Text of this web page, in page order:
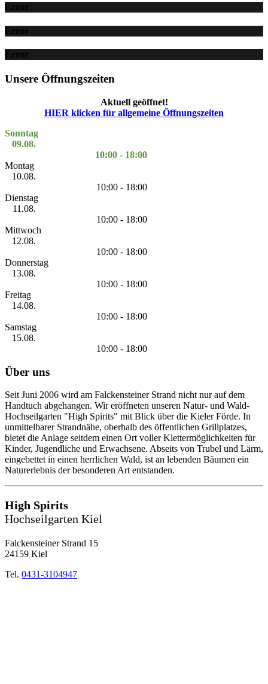
Error
Error
Error
Unsere Öffnungszeiten
Aktuell geöffnet!
HIER klicken für allgemeine Öffnungszeiten
Sonntag
09.08.
10:00 - 18:00
Montag
10.08.
10:00 - 18:00
Dienstag
11.08.
10:00 - 18:00
Mittwoch
12.08.
10:00 - 18:00
Donnerstag
13.08.
10:00 - 18:00
Freitag
14.08.
10:00 - 18:00
Samstag
15.08.
10:00 - 18:00
Über uns
Seit Juni 2006 wird am Falckensteiner Strand nicht nur auf dem
Handtuch abgehangen. Wir eröffneten unseren Natur- und Wald-
Hochseilgarten "High Spirits" mit Blick über die Kieler Förde. In
unmittelbarer Strandnähe, oberhalb des öffentlichen Grillplatzes,
bietet die Anlage seitdem einen Ort voller Klettermöglichkeiten für
Kinder, Jugendliche und Erwachsene. Abseits von Trubel und Lärm,
eingebettet in einen herrlichen Wald, ist an lebenden Bäumen ein
Naturerlebnis der besonderen Art entstanden.
High Spirits
Hochseilgarten Kiel
Falckensteiner Strand 15
24159 Kiel
Tel. 0431-3104947